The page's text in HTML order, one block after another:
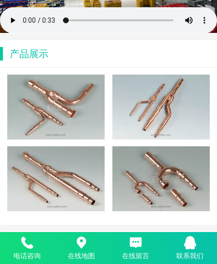
产品展示
核心推荐
电话咨询 在线地图 在线留言 联系我们